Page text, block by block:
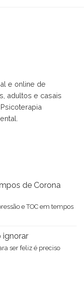
e online de
adultos e casais
de Corona
e TOC em tempos
ignorar
ser feliz é preciso